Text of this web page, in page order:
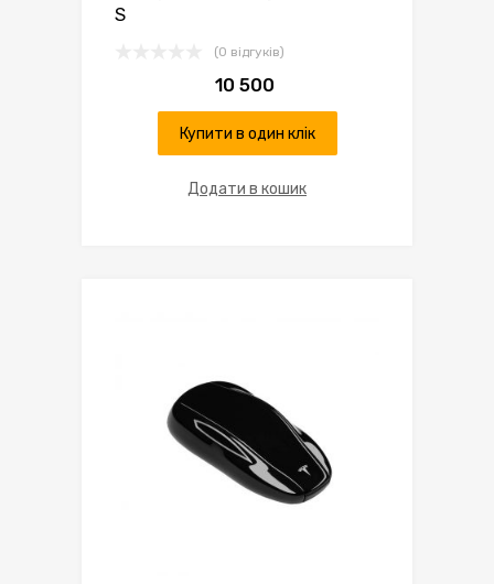
S
(0 відгуків)
10 500
Купити в один клік
Додати в кошик